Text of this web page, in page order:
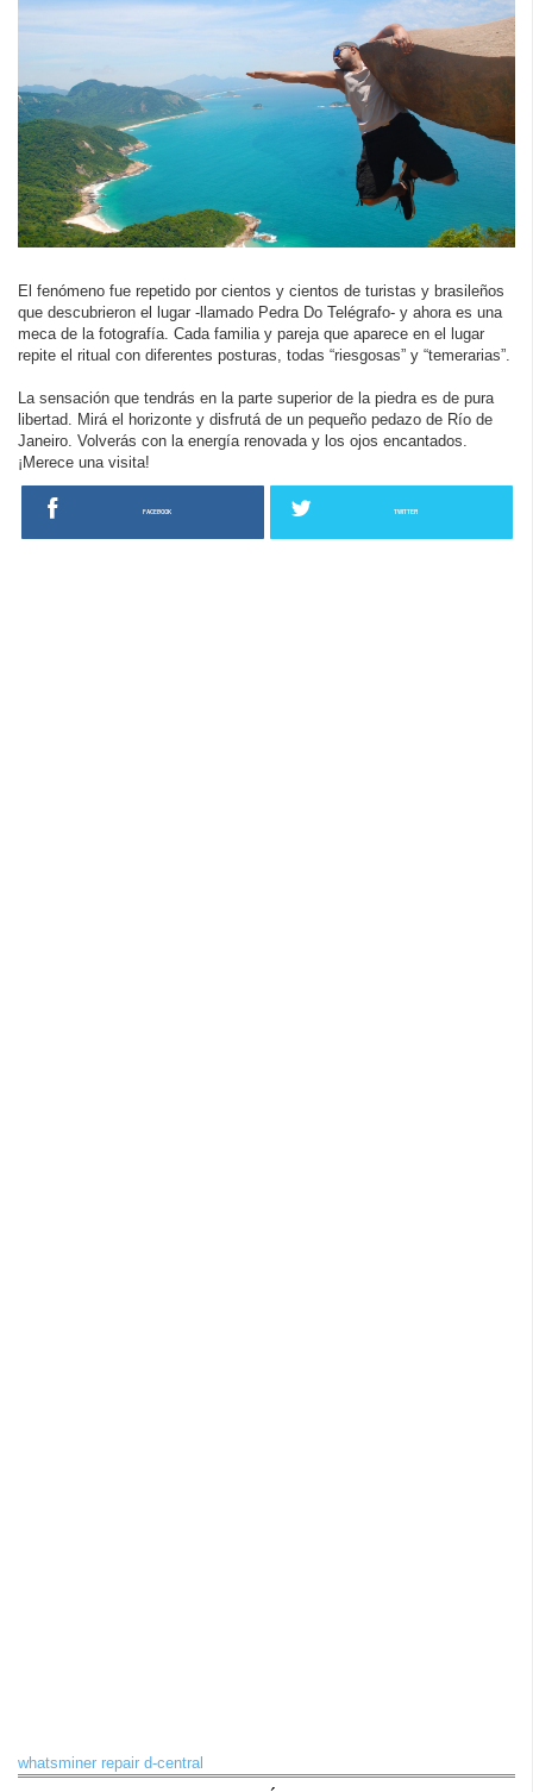
El fenómeno fue repetido por cientos y cientos de turistas y brasileños
que descubrieron el lugar -llamado Pedra Do Telégrafo- y ahora es una
meca de la fotografía. Cada familia y pareja que aparece en el lugar
repite el ritual con diferentes posturas, todas “riesgosas” y “temerarias”.
La sensación que tendrás en la parte superior de la piedra es de pura
libertad. Mirá el horizonte y disfrutá de un pequeño pedazo de Río de
Janeiro. Volverás con la energía renovada y los ojos encantados.
¡Merece una visita!
FACEBOOK TWITTER
whatsminer repair d-central